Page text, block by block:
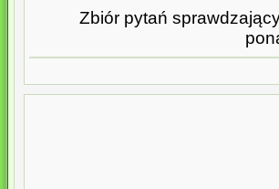
Zbiór pytań